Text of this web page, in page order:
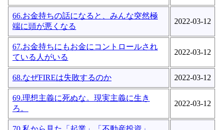
66.お金持ちの話になると、みんな突然極
端に頭が悪くなる
2022-03-12
67.お金持ちにもお金にコントロールされ
ている人がいる
2022-03-12
68.なぜFIREは失敗するのか 2022-03-12
69.理想主義に死ぬな。現実主義に生き
ろ。
2022-03-12